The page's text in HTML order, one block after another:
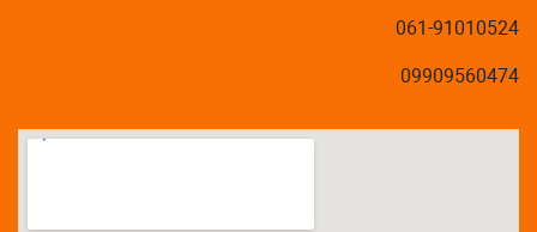
061-91010524
09909560474